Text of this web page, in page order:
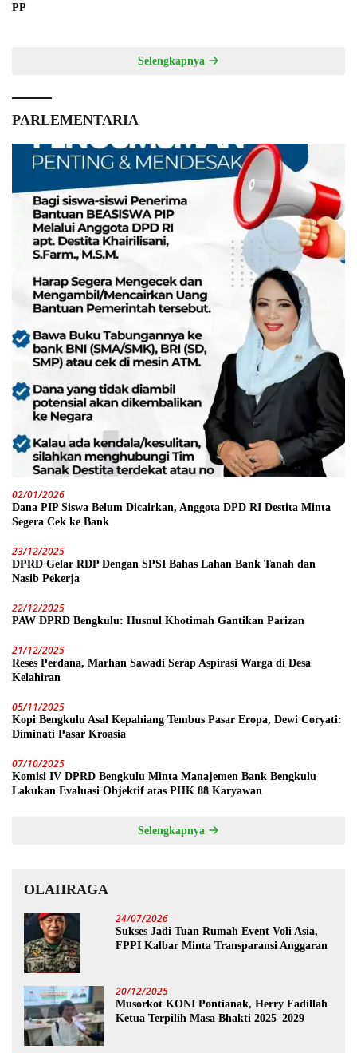
PP
Selengkapnya
PARLEMENTARIA
02/01/2026
Dana PIP Siswa Belum Dicairkan, Anggota DPD RI Destita Minta
Segera Cek ke Bank
23/12/2025
DPRD Gelar RDP Dengan SPSI Bahas Lahan Bank Tanah dan
Nasib Pekerja
22/12/2025
PAW DPRD Bengkulu: Husnul Khotimah Gantikan Parizan
21/12/2025
Reses Perdana, Marhan Sawadi Serap Aspirasi Warga di Desa
Kelahiran
05/11/2025
Kopi Bengkulu Asal Kepahiang Tembus Pasar Eropa, Dewi Coryati:
Diminati Pasar Kroasia
07/10/2025
Komisi IV DPRD Bengkulu Minta Manajemen Bank Bengkulu
Lakukan Evaluasi Objektif atas PHK 88 Karyawan
Selengkapnya
OLAHRAGA
24/07/2026
Sukses Jadi Tuan Rumah Event Voli Asia,
FPPI Kalbar Minta Transparansi Anggaran
20/12/2025
Musorkot KONI Pontianak, Herry Fadillah
Ketua Terpilih Masa Bhakti 2025–2029